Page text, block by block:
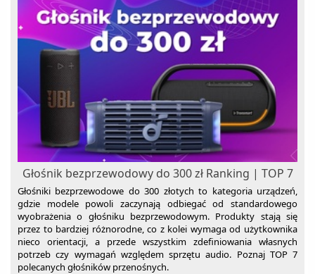
Głośnik bezprzewodowy do 300 zł Ranking | TOP 7
Głośniki bezprzewodowe do 300 złotych to kategoria urządzeń,
gdzie modele powoli zaczynają odbiegać od standardowego
wyobrażenia o głośniku bezprzewodowym. Produkty stają się
przez to bardziej różnorodne, co z kolei wymaga od użytkownika
nieco orientacji, a przede wszystkim zdefiniowania własnych
potrzeb czy wymagań względem sprzętu audio. Poznaj TOP 7
polecanych głośników przenośnych.